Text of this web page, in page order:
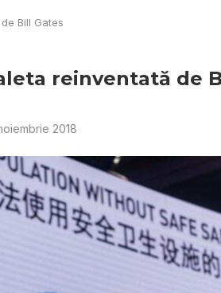
Bill Gates
reinventată de
2018